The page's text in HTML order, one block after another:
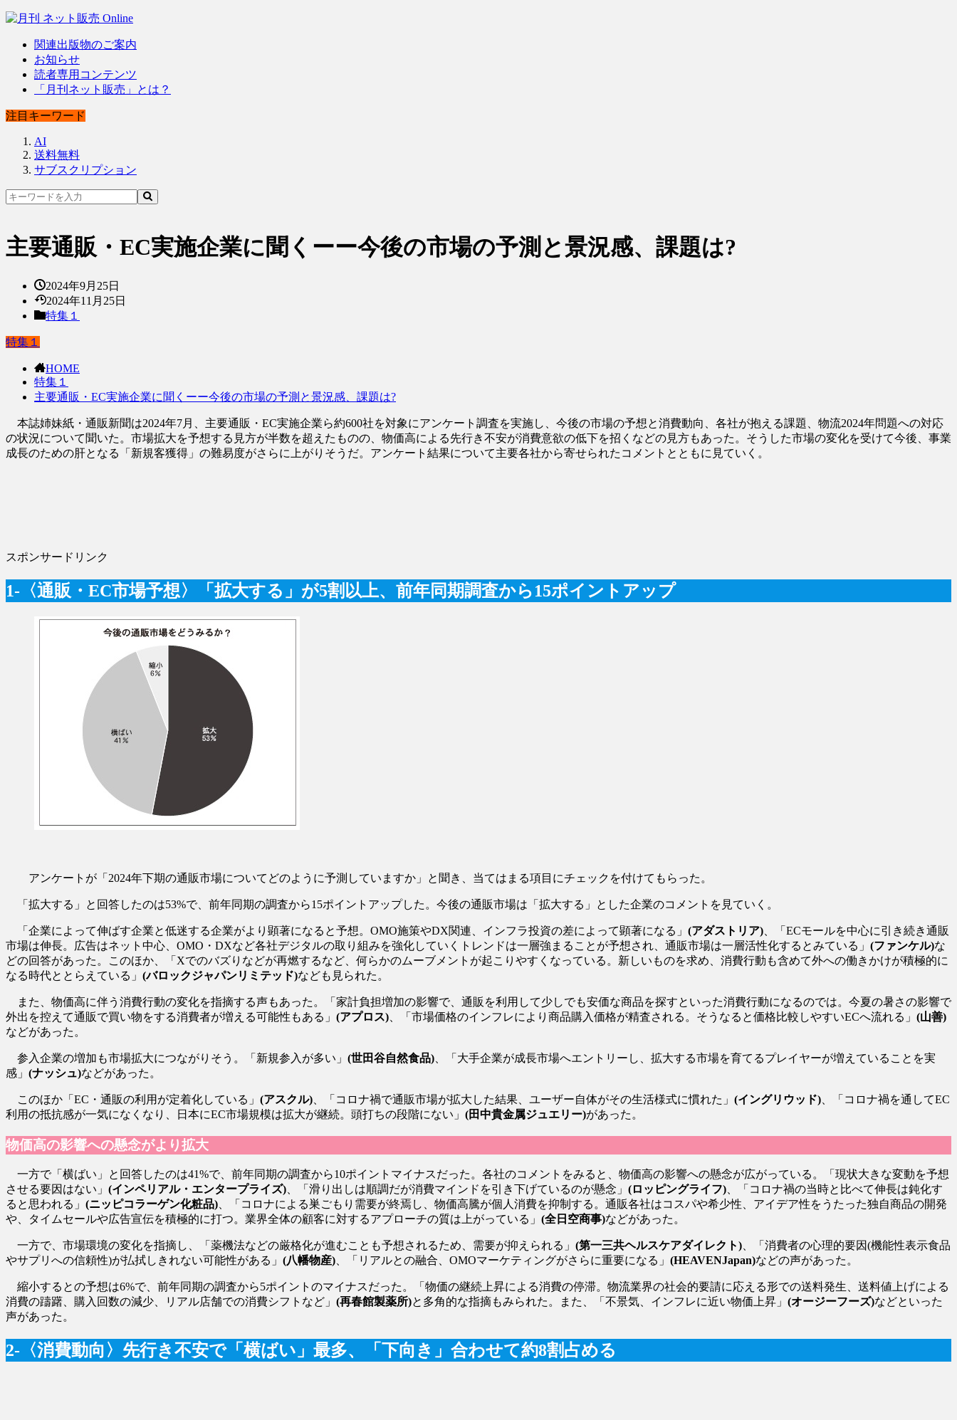
関連出版物のご案内
お知らせ
読者専用コンテンツ
「月刊ネット販売」とは？
注目キーワード
AI
送料無料
サブスクリプション
主要通販・EC実施企業に聞くーー今後の市場の予測と景況感、課題は?
2024年9月25日
2024年11月25日
特集１
特集１
HOME
特集１
主要通販・EC実施企業に聞くーー今後の市場の予測と景況感、課題は?
本誌姉妹紙・通販新聞は2024年7月、主要通販・EC実施企業ら約600社を対象にアンケート調査を実施し、今後の市場の予想と消費動向、各社が抱える課題、物流2024年問題への対応
の状況について聞いた。市場拡大を予想する見方が半数を超えたものの、物価高による先行き不安が消費意欲の低下を招くなどの見方もあった。そうした市場の変化を受けて今後、事業
成長のための肝となる「新規客獲得」の難易度がさらに上がりそうだ。アンケート結果について主要各社から寄せられたコメントとともに見ていく。
スポンサードリンク
1-〈通販・EC市場予想〉「拡大する」が5割以上、前年同期調査から15ポイントアップ
アンケートが「2024年下期の通販市場についてどのように予測していますか」と聞き、当てはまる項目にチェックを付けてもらった。
「拡大する」と回答したのは53%で、前年同期の調査から15ポイントアップした。今後の通販市場は「拡大する」とした企業のコメントを見ていく。
「企業によって伸ばす企業と低迷する企業がより顕著になると予想。OMO施策やDX関連、インフラ投資の差によって顕著になる」 (アダストリア) 、「ECモールを中心に引き続き通販
市場は伸長。広告はネット中心、OMO・DXなど各社デジタルの取り組みを強化していくトレンドは一層強まることが予想され、通販市場は一層活性化するとみている」 (ファンケル)な
どの回答があった。このほか、「Xでのバズりなどが再燃するなど、何らかのムーブメントが起こりやすくなっている。新しいものを求め、消費行動も含めて外への働きかけが積極的に
なる時代ととらえている」 (バロックジャパンリミテッド)なども見られた。
また、物価高に伴う消費行動の変化を指摘する声もあった。「家計負担増加の影響で、通販を利用して少しでも安価な商品を探すといった消費行動になるのでは。今夏の暑さの影響で
外出を控えて通販で買い物をする消費者が増える可能性もある」 (アプロス) 、「市場価格のインフレにより商品購入価格が精査される。そうなると価格比較しやすいECへ流れる」 (山善)
などがあった。
参入企業の増加も市場拡大につながりそう。「新規参入が多い」 (世田谷自然食品) 、「大手企業が成長市場へエントリーし、拡大する市場を育てるプレイヤーが増えていることを実
感」 (ナッシュ)などがあった。
このほか「EC・通販の利用が定着化している」 (アスクル) 、「コロナ禍で通販市場が拡大した結果、ユーザー自体がその生活様式に慣れた」 (イングリウッド) 、「コロナ禍を通してEC
利用の抵抗感が一気になくなり、日本にEC市場規模は拡大が継続。頭打ちの段階にない」 (田中貴金属ジュエリー)があった。
物価高の影響への懸念がより拡大
一方で「横ばい」と回答したのは41%で、前年同期の調査から10ポイントマイナスだった。各社のコメントをみると、物価高の影響への懸念が広がっている。「現状大きな変動を予想
させる要因はない」 (インペリアル・エンタープライズ) 、「滑り出しは順調だが消費マインドを引き下げているのが懸念」 (ロッピングライフ) 、「コロナ禍の当時と比べて伸長は鈍化す
ると思われる」 (ニッピコラーゲン化粧品) 、「コロナによる巣ごもり需要が終焉し、物価高騰が個人消費を抑制する。通販各社はコスパや希少性、アイデア性をうたった独自商品の開発
や、タイムセールや広告宣伝を積極的に打つ。業界全体の顧客に対するアプローチの質は上がっている」 (全日空商事)などがあった。
一方で、市場環境の変化を指摘し、「薬機法などの厳格化が進むことも予想されるため、需要が抑えられる」 (第一三共ヘルスケアダイレクト) 、「消費者の心理的要因(機能性表示食品
やサプリへの信頼性)が払拭しきれない可能性がある」 (八幡物産) 、「リアルとの融合、OMOマーケティングがさらに重要になる」 (HEAVENJapan)などの声があった。
縮小するとの予想は6%で、前年同期の調査から5ポイントのマイナスだった。「物価の継続上昇による消費の停滞。物流業界の社会的要請に応える形での送料発生、送料値上げによる
消費の躊躇、購入回数の減少、リアル店舗での消費シフトなど」 (再春館製薬所)と多角的な指摘もみられた。また、「不景気、インフレに近い物価上昇」 (オージーフーズ)などといった
声があった。
2-〈消費動向〉先行き不安で「横ばい」最多、「下向き」合わせて約8割占める